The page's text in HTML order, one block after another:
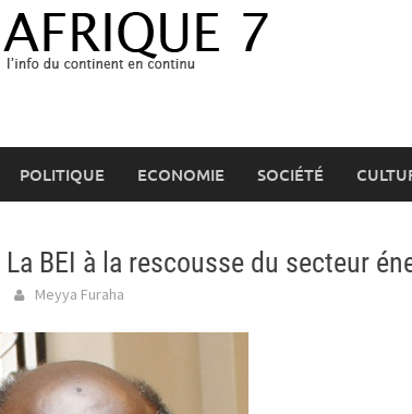
POLITIQUE ECONOMIE SOCIÉTÉ
BEI à la rescousse du secteur
Meyya Furaha